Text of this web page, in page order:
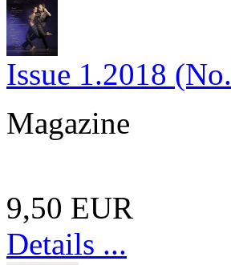
Issue 1.2018
Magazine
9,50 EUR
Details ...